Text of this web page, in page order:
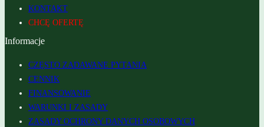
KONTAKT
CHCĘ OFERTĘ
Informacje
CZĘSTO ZADAWANE PYTANIA
CENNIK
FINANSOWANIE
WARUNKI I ZASADY
ZASADY OCHRONY DANYCH OSOBOWYCH